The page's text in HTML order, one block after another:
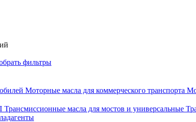
фильтры
Моторные масла для коммерческого транспорта
Трансмиссионные масла для мостов и универсальные